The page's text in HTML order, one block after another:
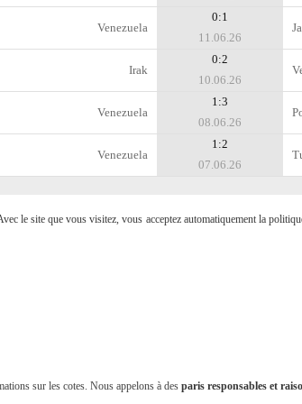
Venezuela
0:1
11.06.26
Irak
0:2
10.06.26
Venezuela
1:3
08.06.26
Venezuela
1:2
07.06.26
le site que vous visitez, vous acceptez automatiquement la
sur les cotes. Nous appelons à des paris responsables et